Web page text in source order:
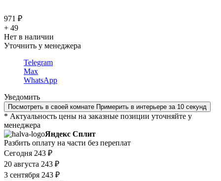
971 ₽
+ 49
Нет в наличии
Уточнить у менеджера
Telegram
Max
WhatsApp
Уведомить
Посмотреть в своей комнате Примерить в интерьере за 10 секунд
* Актуальность цены на заказные позиции уточняйте у
менеджера
Яндекс Сплит
Разбить оплату на части без переплат
Сегодня 243 ₽
20 августа 243 ₽
3 сентября 243 ₽